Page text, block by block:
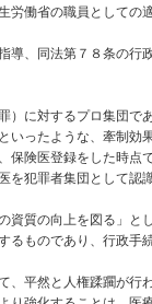
働省の職員としての
、同法第７８条の行
に対するプロ集団で
いったような、牽制
保険医登録をした時
を犯罪者集団として認
質の向上を図る」と
ものであり、行政手
平然と人権蹂躙が行